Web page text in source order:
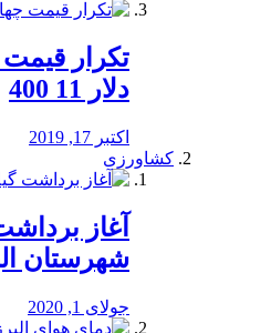
تکرار
دلار 11 400
اکتبر 17, 2019
کشاورزی
آغاز
شهرستان
جولای 1, 2020